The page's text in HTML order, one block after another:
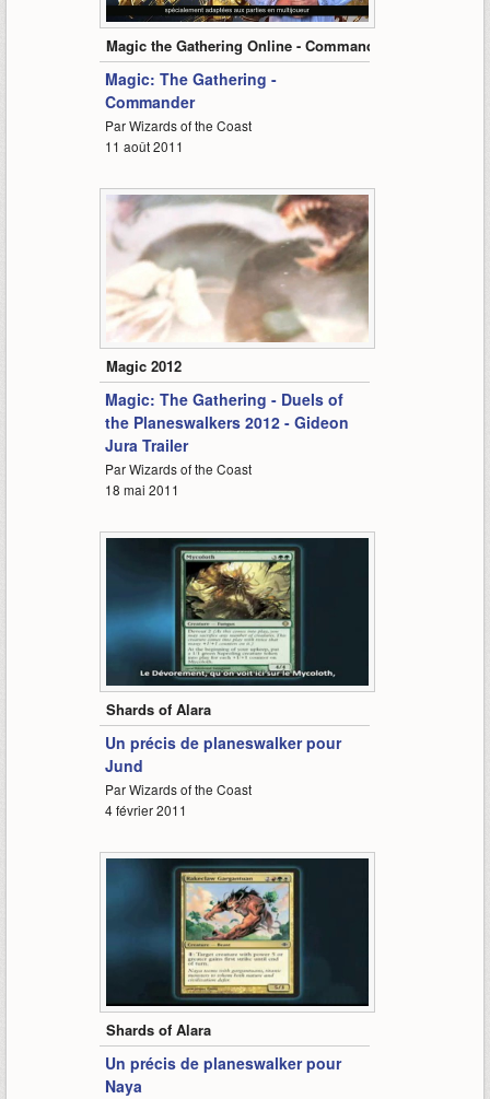
3:32
Magic the Gathering Online - Commander
Magic: The Gathering -
Commander
Par Wizards of the Coast
11 août 2011
Magic 2012
Magic: The Gathering - Duels of
the Planeswalkers 2012 - Gideon
Jura Trailer
Par Wizards of the Coast
18 mai 2011
Shards of Alara
Un précis de planeswalker pour
Jund
Par Wizards of the Coast
4 février 2011
Shards of Alara
Un précis de planeswalker pour
Naya